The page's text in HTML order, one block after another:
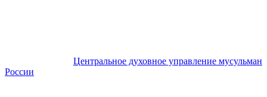
Центральное духовное управление мусульман
России